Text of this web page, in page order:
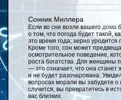
Сонник Миллера
Если во сне возле вашего дома
о том, что погода будет такой,
это время года; зерно уродится
Кроме того, сон может
осмотрительное поведение,
роста богатства. Для женщины
— это означает, что она станет
и не будет разочарована.
вопросах морали вы забудете
случится, вы превратитесь в
вас близких.